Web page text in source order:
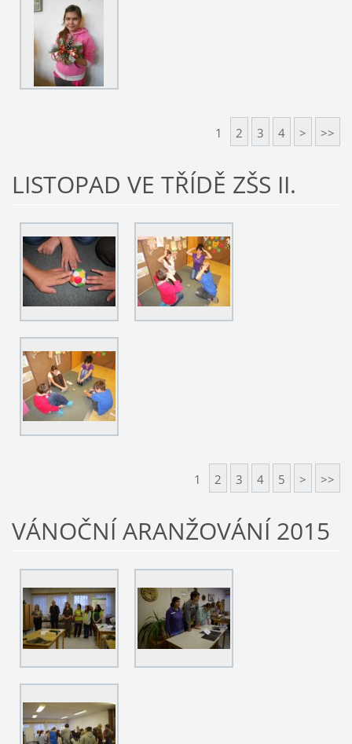
1 2 3 4 > >>
LISTOPAD VE TŘÍDĚ ZŠS II.
1 2 3 4 5 > >>
VÁNOČNÍ ARANŽOVÁNÍ 2015